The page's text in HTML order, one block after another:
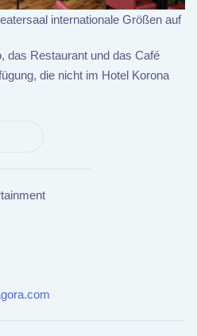
internationale Größen auf
das Restaurant und das Café
die nicht im Hotel Korona